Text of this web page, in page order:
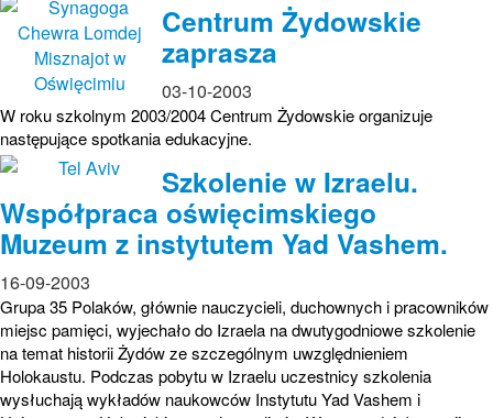
Centrum Żydowskie
zaprasza
03-10-2003
W roku szkolnym 2003/2004 Centrum Żydowskie organizuje
następujące spotkania edukacyjne.
Szkolenie w Izraelu.
Współpraca oświęcimskiego
Muzeum z instytutem Yad Vashem.
16-09-2003
Grupa 35 Polaków, głównie nauczycieli, duchownych i pracowników
miejsc pamięci, wyjechało do Izraela na dwutygodniowe szkolenie
na temat historii Żydów ze szczególnym uwzględnieniem
Holokaustu. Podczas pobytu w Izraelu uczestnicy szkolenia
wysłuchają wykładów naukowców Instytutu Yad Vashem i